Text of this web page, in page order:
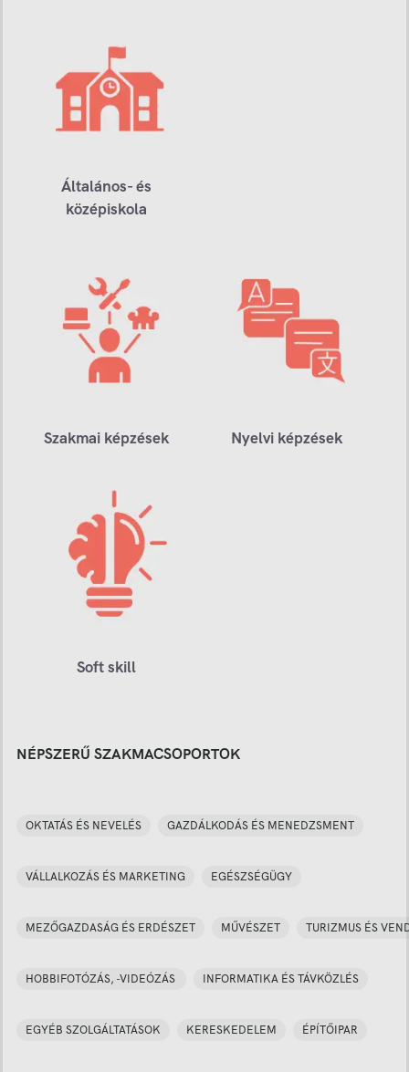
Általános- és
középiskola
Szakmai képzések Nyelvi képzések
Soft skill
NÉPSZERŰ SZAKMACSOPORTOK
OKTATÁS ÉS NEVELÉS GAZDÁLKODÁS ÉS MENEDZSMENT
VÁLLALKOZÁS ÉS MARKETING EGÉSZSÉGÜGY
MEZŐGAZDASÁG ÉS ERDÉSZET MŰVÉSZET TURIZMUS ÉS
HOBBIFOTÓZÁS, -VIDEÓZÁS INFORMATIKA ÉS TÁVKÖZLÉS
EGYÉB SZOLGÁLTATÁSOK KERESKEDELEM ÉPÍTŐIPAR